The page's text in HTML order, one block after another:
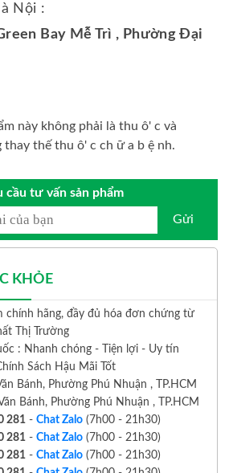
Nội :
Bay Mễ Trì , Phường Đại
này không phải là thu ô' c và
thay thế thu ô' c ch ữ a b ệ nh.
cầu tư vấn sản phẩm
Gửi
KHỎE
chính hãng, đầy đủ hóa đơn chứng từ
Thị Trường
: Nhanh chóng - Tiện lợi - Uy tín
Sách Hậu Mãi Tốt
Bánh, Phường Phú Nhuận , TP.HCM
Bánh, Phường Phú Nhuận , TP.HCM
281 - Chat Zalo(7h00 - 21h30)
281 - Chat Zalo(7h00 - 21h30)
281 - Chat Zalo(7h00 - 21h30)